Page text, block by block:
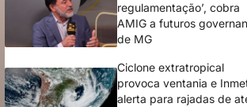
regulamentação’, cobra
AMIG a futuros
de MG
Ciclone extratropical
provoca ventania e
alerta para rajadas de